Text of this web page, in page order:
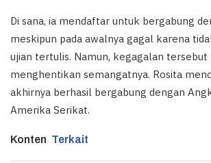
Di sana, ia mendaftar untuk bergabung
meskipun pada awalnya gagal karena
ujian tertulis. Namun, kegagalan tersebut
menghentikan semangatnya. Rosita
akhirnya berhasil bergabung dengan
Amerika Serikat.
Konten Terkait